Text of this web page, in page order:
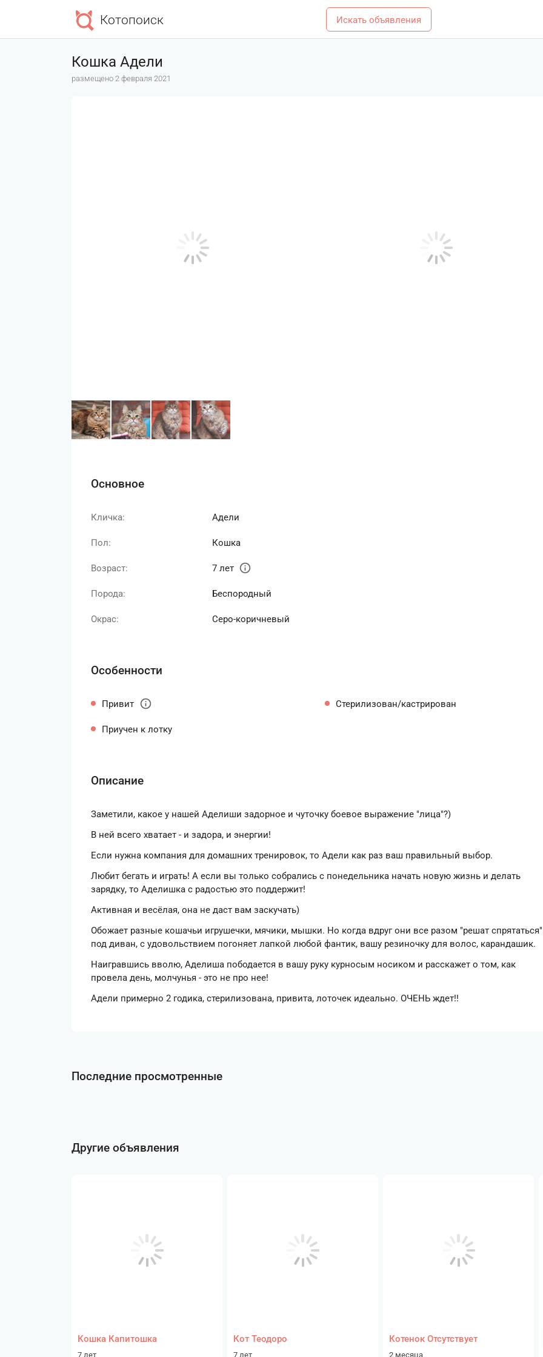
Котопоиск Искать объявления
Кошка Адели
размещено 2 февраля 2021
Основное
Кличка: Адели
Пол: Кошка
Возраст: 7 лет info
Порода: Беспородный
Окрас: Серо-коричневый
Особенности
Привит info
Приучен к лотку
Стерилизован/кастрирован
Описание
Заметили, какое у нашей Аделиши задорное и чуточку боевое выражение "лица"?)
В ней всего хватает - и задора, и энергии!
Если нужна компания для домашних тренировок, то Адели как раз ваш правильный выбор.
Любит бегать и играть! А если вы только собрались с понедельника начать новую жизнь и делать
зарядку, то Аделишка с радостью это поддержит!
Активная и весёлая, она не даст вам заскучать)
Обожает разные кошачьи игрушечки, мячики, мышки. Но когда вдруг они все разом "решат спрятаться"
под диван, с удовольствием погоняет лапкой любой фантик, вашу резиночку для волос, карандашик.
Наигравшись вволю, Аделиша пободается в вашу руку курносым носиком и расскажет о том, как
провела день, молчунья - это не про нее!
Адели примерно 2 годика, стерилизована, привита, лоточек идеально. ОЧЕНЬ ждет!!
Последние просмотренные
Другие объявления
Кошка Капитошка
7 лет
Кот Теодоро
7 лет
Котенок Отсутствует
2 месяца